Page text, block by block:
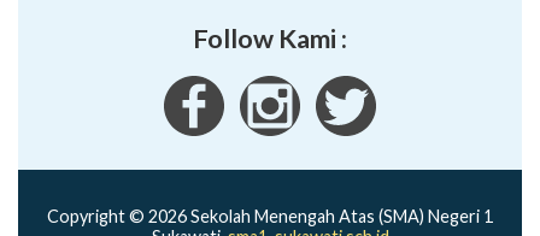
Follow Kami :
Copyright © 2026 Sekolah Menengah Atas (SMA) Negeri 1